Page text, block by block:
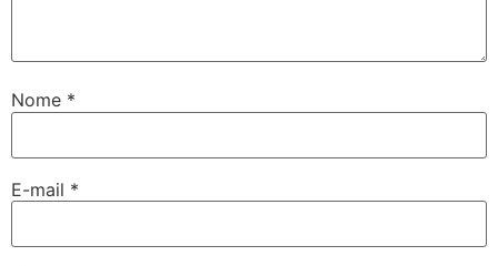
Nome *
E-mail *